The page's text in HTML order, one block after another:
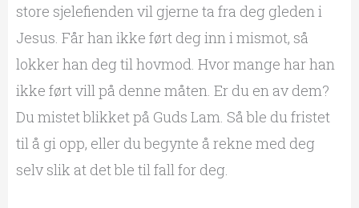
store sjelefienden vil gjerne ta fra deg gleden i
Jesus. Får han ikke ført deg inn i mismot, så
lokker han deg til hovmod. Hvor mange har han
ikke ført vill på denne måten. Er du en av dem?
Du mistet blikket på Guds Lam. Så ble du fristet
til å gi opp, eller du begynte å rekne med deg
selv slik at det ble til fall for deg.